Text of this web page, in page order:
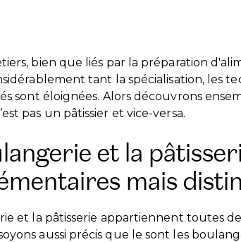
bien que liés par la préparation
tant la spécialisation, les
sont éloignées. Alors découvrons
pas un pâtissier et vice-versa.
et la
mais
et la pâtisserie appartiennent toutes
aussi précis que le sont les